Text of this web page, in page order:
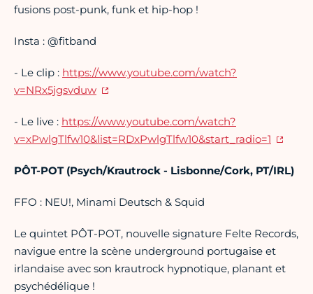
fusions post-punk, funk et hip-hop !
Insta : @fitband
- Le clip : https://www.youtube.com/watch?
v=NRx5jgsvduw
- Le live : https://www.youtube.com/watch?
v=xPwlgTlfw10&list=RDxPwlgTlfw10&start_radio=1
PÔT-POT (Psych/Krautrock - Lisbonne/Cork, PT/IRL)
FFO : NEU!, Minami Deutsch & Squid
Le quintet PÔT-POT, nouvelle signature Felte Records,
navigue entre la scène underground portugaise et
irlandaise avec son krautrock hypnotique, planant et
psychédélique !